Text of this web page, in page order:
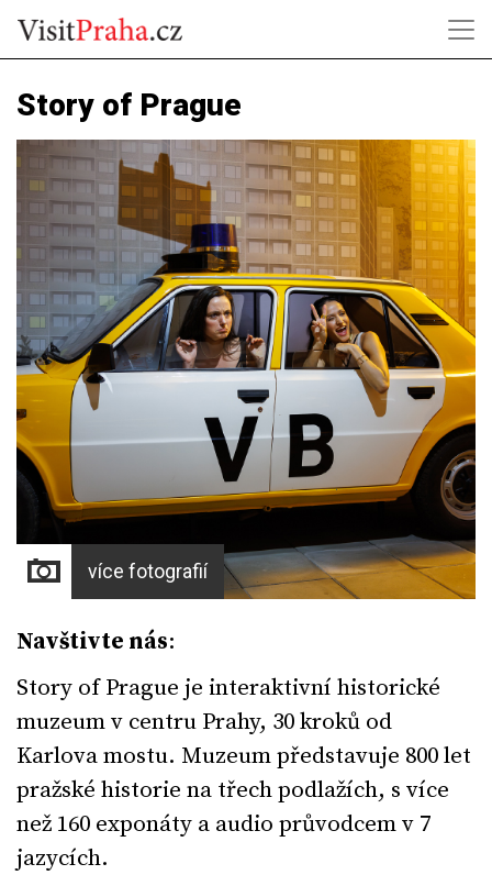
Story of Prague
více fotografií
Navštivte nás:
Story of Prague je interaktivní historické
muzeum v centru Prahy, 30 kroků od
Karlova mostu. Muzeum představuje 800 let
pražské historie na třech podlažích, s více
než 160 exponáty a audio průvodcem v 7
jazycích.